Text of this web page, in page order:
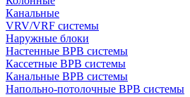
Канальные
VRV/VRF системы
Наружные блоки
Настенные ВРВ системы
Кассетные ВРВ системы
Канальные ВРВ системы
Напольно-потолочные ВРВ системы